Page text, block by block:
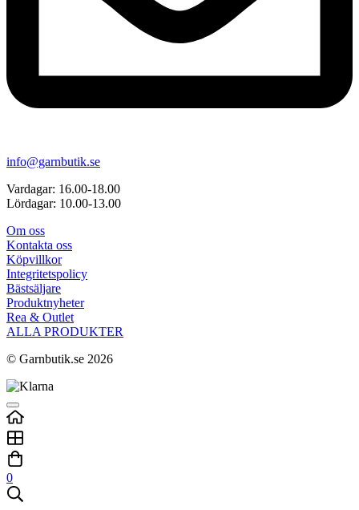
info@garnbutik.se
Vardagar: 16.00-18.00
Lördagar: 10.00-13.00
Om oss
Kontakta oss
Köpvillkor
Integritetspolicy
Bästsäljare
Produktnyheter
Rea & Outlet
ALLA PRODUKTER
© Garnbutik.se 2026
0